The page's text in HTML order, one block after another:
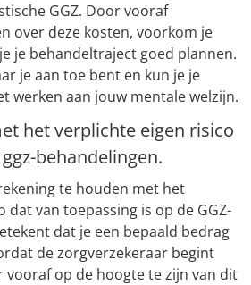
GGZ. Door vooraf
over deze kosten, voorkom je
je behandeltraject goed plannen.
je aan toe bent en kun je je
werken aan jouw mentale welzijn.
het verplichte eigen risico
behandelingen.
te houden met het
dat van toepassing is op de GGZ-
dat je een bepaald bedrag
de zorgverzekeraar begint
vooraf op de hoogte te zijn van dit